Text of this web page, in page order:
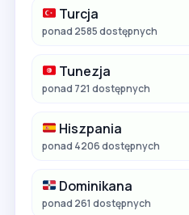
Turcja
ponad 2585 dostępnych
Tunezja
ponad 721 dostępnych
Hiszpania
ponad 4206 dostępnych
Dominikana
ponad 261 dostępnych